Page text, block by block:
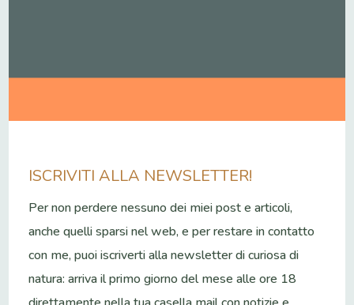
ISCRIVITI ALLA NEWSLETTER!
Per non perdere nessuno dei miei post e articoli,
anche quelli sparsi nel web, e per restare in contatto
con me, puoi iscriverti alla newsletter di curiosa di
natura: arriva il primo giorno del mese alle ore 18